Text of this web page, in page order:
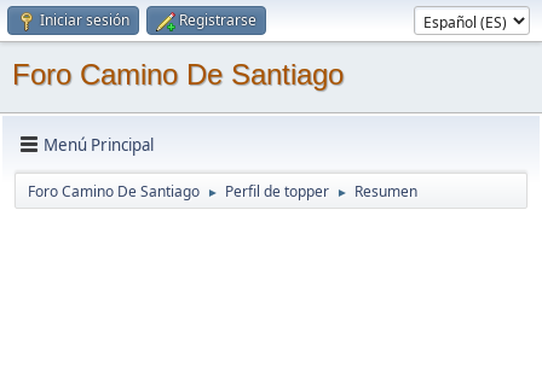
Iniciar sesión Registrarse
Foro Camino De Santiago
Menú Principal
Foro Camino De Santiago ► Perfil de topper ► Resumen